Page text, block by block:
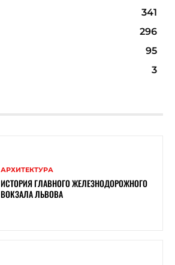
341
296
95
3
АРХИТЕКТУРА
ИСТОРИЯ ГЛАВНОГО ЖЕЛЕЗНОДОРОЖНОГО
ВОКЗАЛА ЛЬВОВА